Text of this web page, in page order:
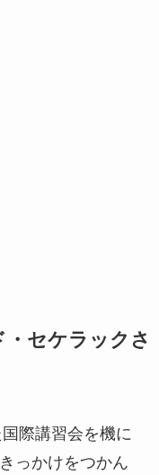
セケラックさ
際講習会を機に
っかけをつかん